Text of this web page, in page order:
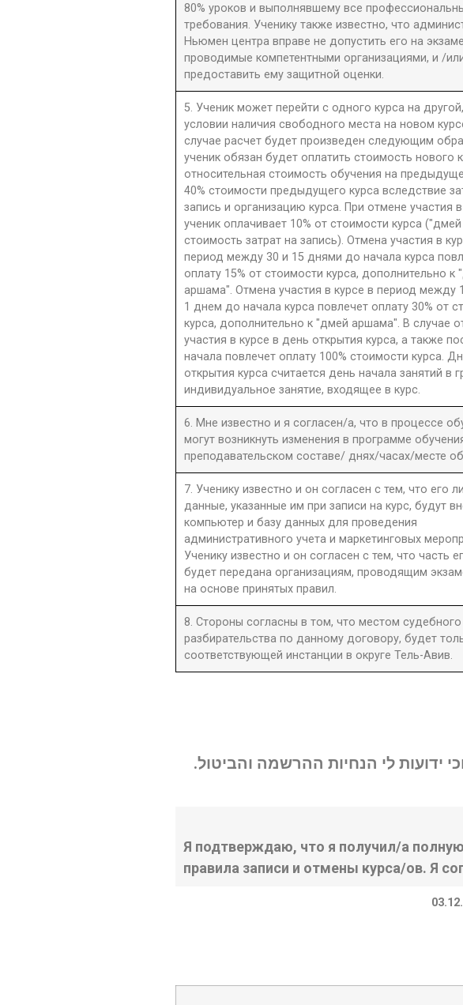
80% уроков и выполнявшему все
требования. Ученику также известно, что
Ньюмен центра вправе не допустить его на
проводимые компетентными организациями, и /
предоставить ему защитной оценки.
5. Ученик может перейти с одного курса на
условии наличия свободного места на новом
случае расчет будет произведен следующим
ученик обязан будет оплатить стоимость нового
относительная стоимость обучения на
40% стоимости предыдущего курса вследствие
запись и организацию курса. При отмене участия в
ученик оплачивает 10% от стоимости курса
стоимость затрат на запись). Отмена участия в
период между 30 и 15 днями до начала курса
оплату 15% от стоимости курса, дополнительно к
аршама". Отмена участия в курсе в период между
1 днем до начала курса повлечет оплату 30% от
курса, дополнительно к "дмей аршама". В случае
участия в курсе в день открытия курса, а также
начала повлечет оплату 100% стоимости курса.
открытия курса считается день начала занятий в
индивидуальное занятие, входящее в курс.
6. Мне известно и я согласен/а, что в процессе
могут возникнуть изменения в программе
преподавательском составе/ днях/часах/месте
7. Ученику известно и он согласен с тем, что его
данные, указанные им при записи на курс, будут
компьютер и базу данных для проведения
административного учета и маркетинговых
Ученику известно и он согласен с тем, что часть
будет передана организациям, проводящим
на основе принятых правил.
8. Стороны согласны в том, что местом судебного
разбирательства по данному договору, будет
соответствующей инстанции в округе Тель-Авив.
ידועות לי הנחיות ההרשמה והביטול.
Я подтверждаю, что я получил/а
правила записи и отмены курса/ов. Я